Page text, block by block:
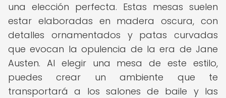
una elección perfecta. Estas mesas suelen
estar elaboradas en madera oscura, con
detalles ornamentados y patas curvadas
que evocan la opulencia de la era de Jane
Austen. Al elegir una mesa de este estilo,
puedes crear un ambiente que te
transportará a los salones de baile y las